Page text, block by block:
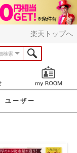
楽天トップへ
検索
お知らせ
ユーザー